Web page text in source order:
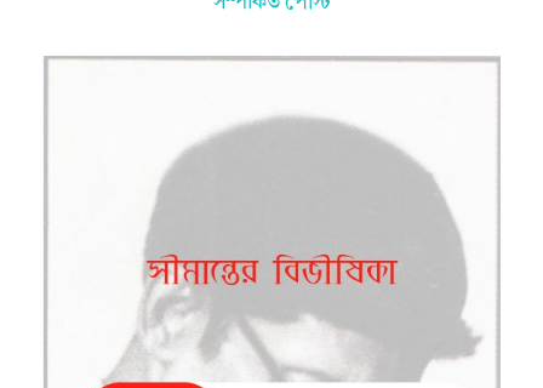
সম্পর্কিত পোস্ট